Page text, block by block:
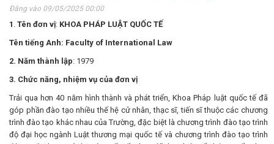
Đăng vào 09/05/2025 00:00
1 . Tên đơn vị: KHOA PHÁP LUẬT QUỐC TẾ
Tên tiếng Anh: Faculty of International Law
2. Năm thành lập: 1979
3. Chức năng, nhiệm vụ của đơn vị
Trải qua hơn 40 năm hình thành và phát triển, Khoa Pháp luật quốc tế đã
góp phần đào tạo nhiều thế hệ cử nhân, thạc sĩ, tiến sĩ thuộc các chương
trình đào tạo khác nhau của Trường, đặc biệt là chương trình đào tạo trình
độ đại học ngành Luật thương mại quốc tế và chương trình đào tạo trình